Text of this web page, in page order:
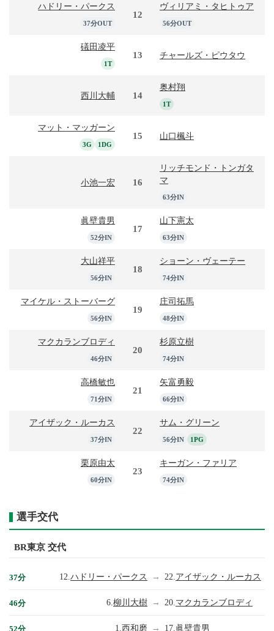
ハドリー・パークス
37分OUT
12
ヴィリアミ・タヒトゥア
56分OUT
礒田凌平
1T
13 チャールズ・ピウタウ
西川大輔 14
奥村翔
1T
マット・マッガーン
3G 1DG
15 山口楓斗
小池一宏 16
リッチモンド・トンガタ
マ
63分IN
眞壁貴男
52分IN
17
山下憲太
63分IN
大山祥平
56分IN
18
ショーン・ヴェーテー
74分IN
マイケル・ストーバーグ
56分IN
19
庄司拓馬
48分IN
マクカランブロディ
46分IN
20
杉原立樹
74分IN
高橋敏也
71分IN
21
矢富勇毅
66分IN
アイザック・ルーカス
37分IN
22
サム・グリーン
56分IN 1PG
栗原由太
60分IN
23
キーガン・ファリア
74分IN
選手交代
BR東京 交代
37分 12. ハドリー・パークス → 22. アイザック・ルーカス
46分 6. 柳川大樹 → 20. マクカランブロディ
52分 1. 西和磨 → 17. 眞壁貴男